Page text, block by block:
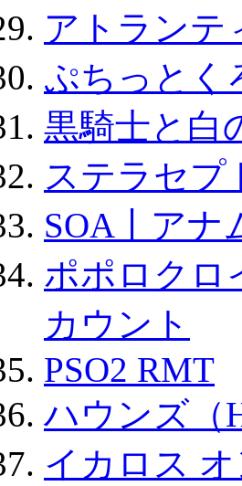
アトランテ
ぷちっとく
黒騎士と白
ステラセプ
SOA丨アナ
ポポロクロ
カウント
PSO2 RMT
ハウンズ（
イカロス